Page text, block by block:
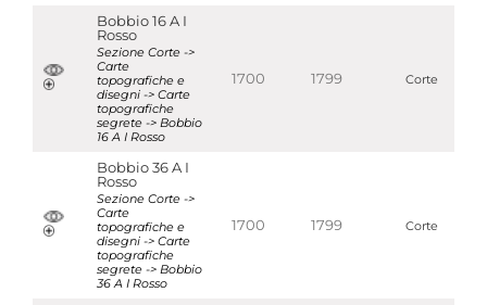
Bobbio 16 A I
Rosso
Sezione Corte ->
Carte
topografiche e
disegni -> Carte
topografiche
segrete -> Bobbio
16 A I Rosso
1700 1799 Corte
Bobbio 36 A I
Rosso
Sezione Corte ->
Carte
topografiche e
disegni -> Carte
topografiche
segrete -> Bobbio
36 A I Rosso
1700 1799 Corte